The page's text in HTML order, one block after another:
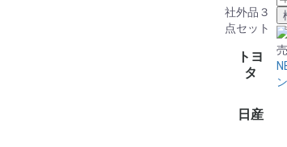
社外品３
点セット
トヨ
タ
全て見
bB(2)
C-HR(2)
IST(イ
RAV4(2)
アクア
アルフ
アルフ
エスク
エステ
カロー
カロー
カロー
カロー
カロー
シエン
スペイ
タウン
タンク
ノア/ヴ
ハイエ
パッソ
ハリア
ピクシ
ピクシ
ピクシ
ピクシ
プリウ
プロボ
ポルテ
ライズ
ラクテ
ラウム
ルーミ
ヤリス
ヤリス
日産